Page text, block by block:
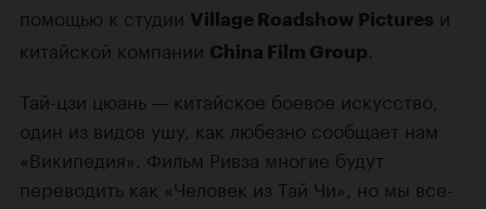
помощью к студии Village Roadshow Pictures и
китайской компании China Film Group
Тай-цзи цюань — китайское боевое искусство,
один из видов ушу, как любезно сообщает нам
«Википедия». Фильм Ривза многие будут
переводить как «Человек из Тай Чи», но мы все-